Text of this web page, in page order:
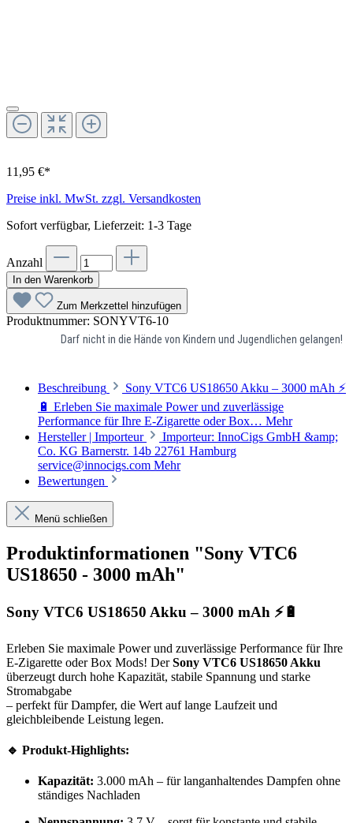
11,95 €*
Preise inkl. MwSt. zzgl. Versandkosten
Sofort verfügbar, Lieferzeit: 1-3 Tage
Anzahl
In den Warenkorb
Zum Merkzettel hinzufügen
Produktnummer: SONYVT6-10
Darf nicht in die Hände von Kindern und Jugendlichen gelangen!
Beschreibung
Sony VTC6 US18650 Akku – 3000 mAh ⚡
🔋 Erleben Sie maximale Power und zuverlässige
Performance für Ihre E-Zigarette oder Box… Mehr
Hersteller | Importeur
Importeur: InnoCigs GmbH &amp;
Co. KG Barnerstr. 14b 22761 Hamburg
service@innocigs.com Mehr
Bewertungen
Menü schließen
Produktinformationen "Sony VTC6
US18650 - 3000 mAh"
Sony VTC6 US18650 Akku – 3000 mAh ⚡🔋
Erleben Sie maximale Power und zuverlässige Performance für Ihre
E-Zigarette oder Box Mods! DerSony VTC6 US18650 Akku
überzeugt durch hohe Kapazität, stabile Spannung und starke
Stromabgabe
– perfekt für Dampfer, die Wert auf lange Laufzeit und
gleichbleibende Leistung legen.
🔹 Produkt-Highlights:
Kapazität: 3.000 mAh – für langanhaltendes Dampfen ohne
ständiges Nachladen